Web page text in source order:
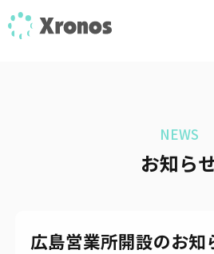
NEWS
お知ら
広島営業所開設のお知